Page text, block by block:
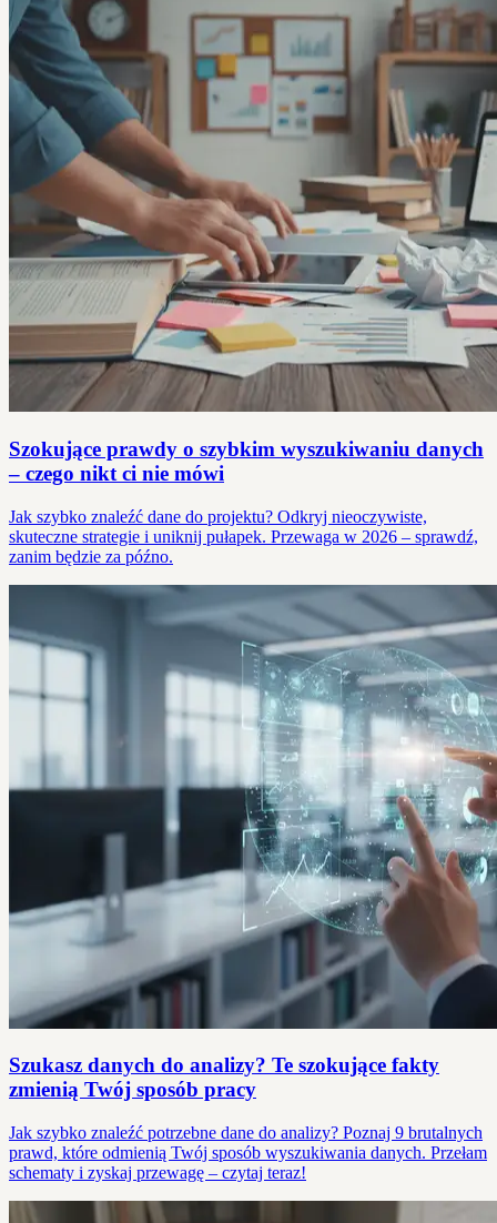
Szokujące prawdy o szybkim wyszukiwaniu danych
– czego nikt ci nie mówi
Jak szybko znaleźć dane do projektu? Odkryj nieoczywiste,
skuteczne strategie i uniknij pułapek. Przewaga w 2026 – sprawdź,
zanim będzie za późno.
Szukasz danych do analizy? Te szokujące fakty
zmienią Twój sposób pracy
Jak szybko znaleźć potrzebne dane do analizy? Poznaj 9 brutalnych
prawd, które odmienią Twój sposób wyszukiwania danych. Przełam
schematy i zyskaj przewagę – czytaj teraz!